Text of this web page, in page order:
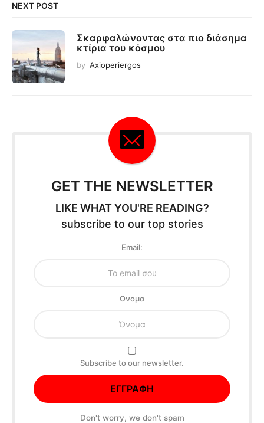
NEXT POST
Σκαρφαλώνοντας στα πιο διάσημα
κτίρια του κόσμου
by Axioperiergos
GET THE NEWSLETTER
LIKE WHAT YOU'RE READING?
subscribe to our top stories
Email:
Oνομα
Subscribe to our newsletter.
Don't worry, we don't spam